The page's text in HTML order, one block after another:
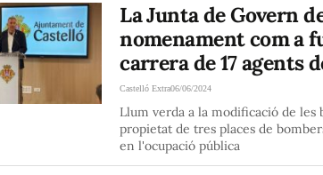
La Junta de Govern
nomenament com a
carrera de 17 agents
Castelló Extra06/06/2024
Llum verda a la modificació de les
propietat de tres places de
en l'ocupació pública